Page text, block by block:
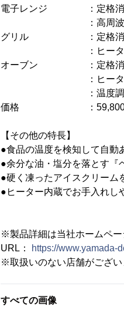
電子レンジ ：定格消費
：高周波出力
グリル ：定格消費
：ヒーター出
オーブン ：定格消費
：ヒーター出
：温度調節：オー
価格 ：59,800円(税
【その他の特長】
●食品の温度を検知して自動
●余分な油・塩分を落とす『
●硬く凍ったアイスクリーム
●ヒーター内蔵でお手入れし
※製品詳細は当社ホームペー
URL：
https://www.yamada-
※取扱いのない店舗がござい
すべての画像